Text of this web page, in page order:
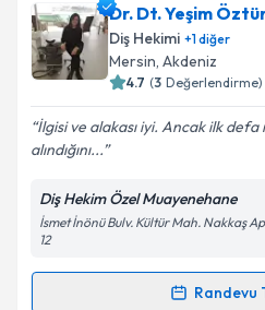
Uzm. Dt. Mehmet
talebi oluşturun. Size bu
için bir takvim
bilgilendireceğiz.
E-posta Adresiniz
Kişisel verilerimin
kapsamda işlenmesini
Dr. Dt. Yeşim
Diş Hekimi +1diğer
Mersin, Akdeniz
4.7 (3 Değerlendirme)
İlgisi ve alakası iyi. Ancak ilk
alındığını...
Diş Hekim Özel Muayenehane
İsmet İnönü Bulv. Kültür Mah. Nakkaş
12
Randevu
Randevu Takvimi